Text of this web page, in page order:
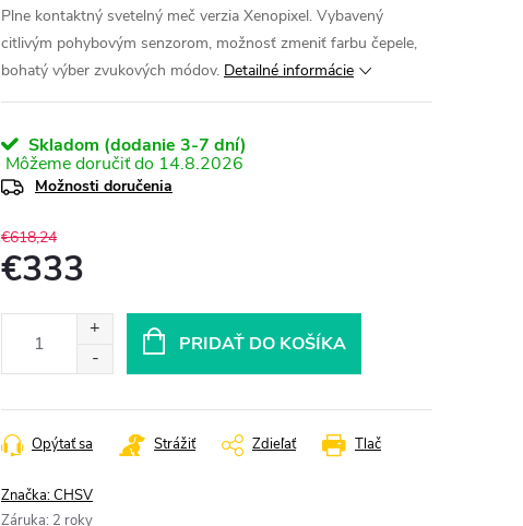
Plne kontaktný svetelný meč verzia Xenopixel. Vybavený
citlivým pohybovým senzorom, možnosť zmeniť farbu čepele,
bohatý výber zvukových módov. Detailné informácie
Skladom (dodanie 3-7 dní)
14.8.2026
Možnosti doručenia
€618,24
€333
PRIDAŤ DO KOŠÍKA
Tlač
Opýtať sa Strážiť Zdieľať
Značka:CHSV
Záruka: 2 roky